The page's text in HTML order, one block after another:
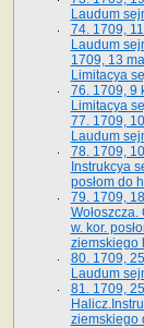
Laudum
74. 1709,
Laudum
1709, 13
Limitacya
76. 1709, 9
Limitacya
77. 1709,
Laudum
78. 1709,
Instrukcya
posłom do
79. 1709,
w. kor.
ziemskiego
80. 1709,
Laudum
81. 1709,
ziemskiego